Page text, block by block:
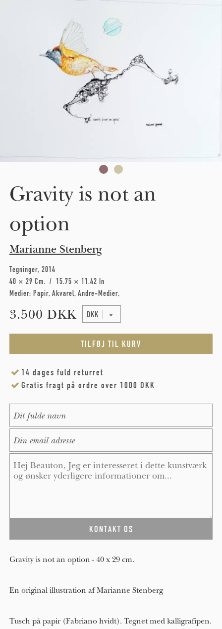
Gravity is not an
option
Marianne Stenberg
Tegninger 2014
40 × 29 Cm
15.75 × 11.42 In
Medier: Papir Akvarel Andre-Medier
3.500 DKK
14 dages fuld returret
Gratis fragt på ordre over 1000 DKK
Gravity is not an option - 40 x 29 cm.
En original illustration af Marianne Stenberg
Tusch på papir (Fabriano hvidt). Tegnet med kalligrafipen.